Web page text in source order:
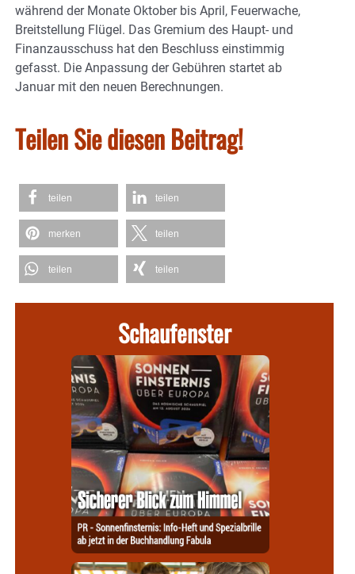
während der Monate Oktober bis April, Feuerwache,
Breitstellung Flügel. Das Gremium des Haupt- und
Finanzausschuss hat den Beschluss einstimmig
gefasst. Die Anpassung der Gebühren startet ab
Januar mit den neuen Berechnungen.
Teilen Sie diesen Beitrag!
teilen teilen
merken teilen
teilen teilen
Schaufenster